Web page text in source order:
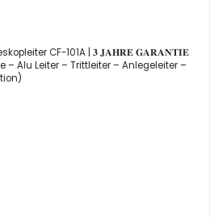
CF-101A | 𝟑 𝐉𝐀𝐇𝐑𝐄 𝐆𝐀𝐑𝐀𝐍𝐓𝐈𝐄
– Alu Leiter – Trittleiter – Anlegeleiter –